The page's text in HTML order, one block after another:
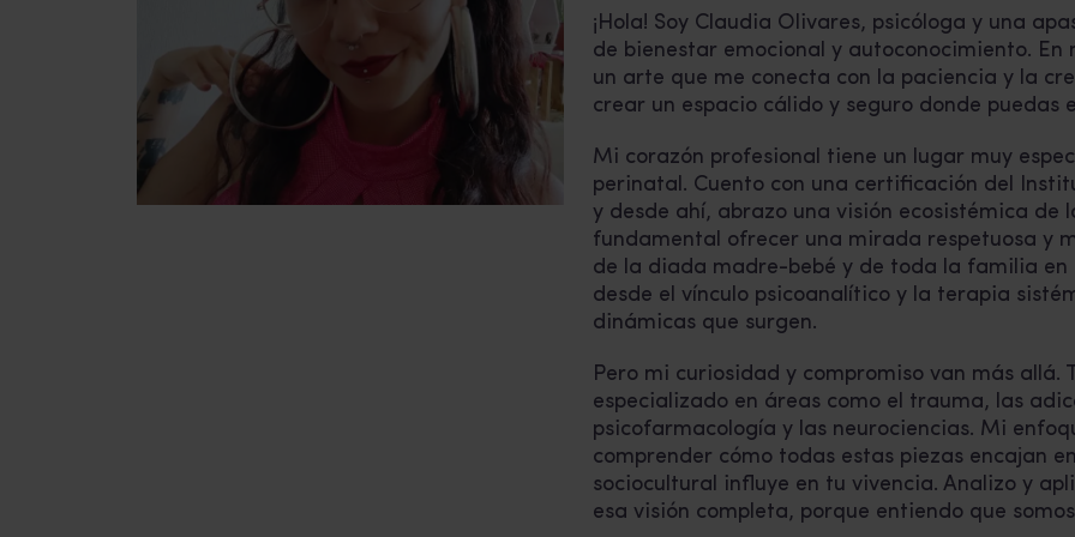
¡Hola! Soy Claudia Olivares, psicóloga y una
de bienestar emocional y autoconocimiento.
un arte que me conecta con la paciencia y la
crear un espacio cálido y seguro donde puedas
Mi corazón profesional tiene un lugar muy
perinatal. Cuento con una certificación del
y desde ahí, abrazo una visión ecosistémica de
fundamental ofrecer una mirada respetuosa y
de la diada madre-bebé y de toda la familia
desde el vínculo psicoanalítico y la terapia
dinámicas que surgen.
Pero mi curiosidad y compromiso van más allá.
especializado en áreas como el trauma, las
psicofarmacología y las neurociencias. Mi
comprender cómo todas estas piezas encajan
sociocultural influye en tu vivencia. Analizo y
esa visión completa, porque entiendo que